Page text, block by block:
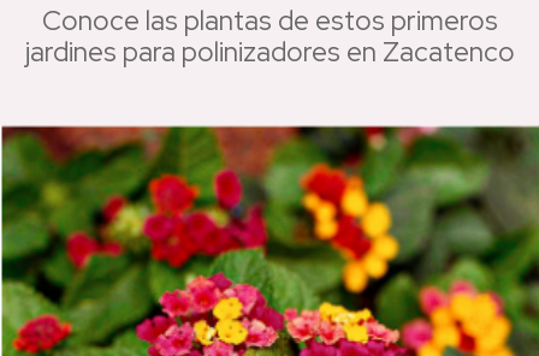
Conoce las plantas de estos primeros
jardines para polinizadores en Zacatenco